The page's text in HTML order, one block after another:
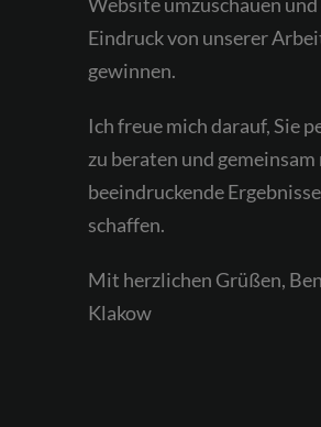
Eindruck von unserer
gewinnen.
Ich freue mich darauf, Sie
zu beraten und
beeindruckende
schaffen.
Mit herzlichen Grüßen,
Klakow